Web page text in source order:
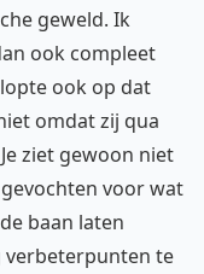
geweld. Ik
ook compleet
ook op dat
omdat zij qua
ziet gewoon niet
voor wat
baan laten
verbeterpunten te